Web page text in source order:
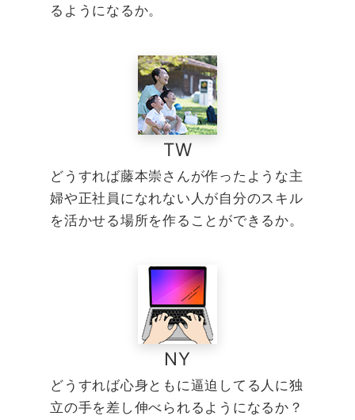
るようになるか。
TW
どうすれば藤本崇さんが作ったような主
婦や正社員になれない人が自分のスキル
を活かせる場所を作ることができるか。
NY
どうすれば心身ともに逼迫してる人に独
立の手を差し伸べられるようになるか？